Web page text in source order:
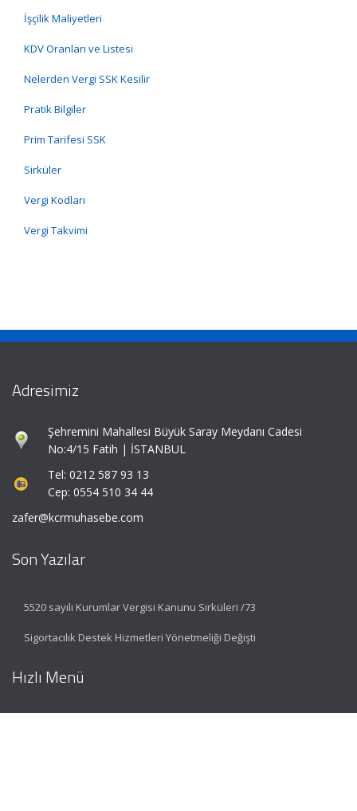
İşçilik Maliyetleri
KDV Oranları ve Listesi
Nelerden Vergi SSK Kesilir
Pratik Bilgiler
Prim Tarifesi SSK
Sirküler
Vergi Kodları
Vergi Takvimi
Adresimiz
Şehremini Mahallesi Büyük Saray Meydanı Cadesi
No:4/15 Fatih | İSTANBUL
Tel: 0212 587 93 13
Cep: 0554 510 34 44
zafer@kcrmuhasebe.com
Son Yazılar
5520 sayılı Kurumlar Vergisi Kanunu Sirküleri /73
Sigortacılık Destek Hizmetleri Yönetmeliği Değişti
Hızlı Menü
Ana Sayfa